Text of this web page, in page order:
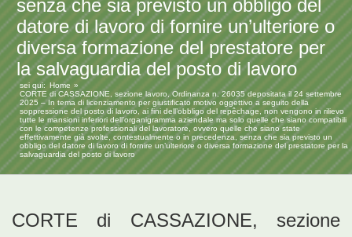
senza che sia previsto un obbligo del
datore di lavoro di fornire un’ulteriore o
diversa formazione del prestatore per
la salvaguardia del posto di lavoro
sei qui:
Home
CORTE di CASSAZIONE, sezione lavoro, Ordinanza n. 26035 depositata il 24 settembre
2025 – In tema di licenziamento per giustificato motivo oggettivo a seguito della
soppressione del posto di lavoro, ai fini dell’obbligo del repêchage, non vengono in rilievo
tutte le mansioni inferiori dell’organigramma aziendale ma solo quelle che siano compatibili
con le competenze professionali del lavoratore, ovvero quelle che siano state
effettivamente già svolte, contestualmente o in precedenza, senza che sia previsto un
obbligo del datore di lavoro di fornire un’ulteriore o diversa formazione del prestatore per la
salvaguardia del posto di lavoro
CORTE di CASSAZIONE, sezione